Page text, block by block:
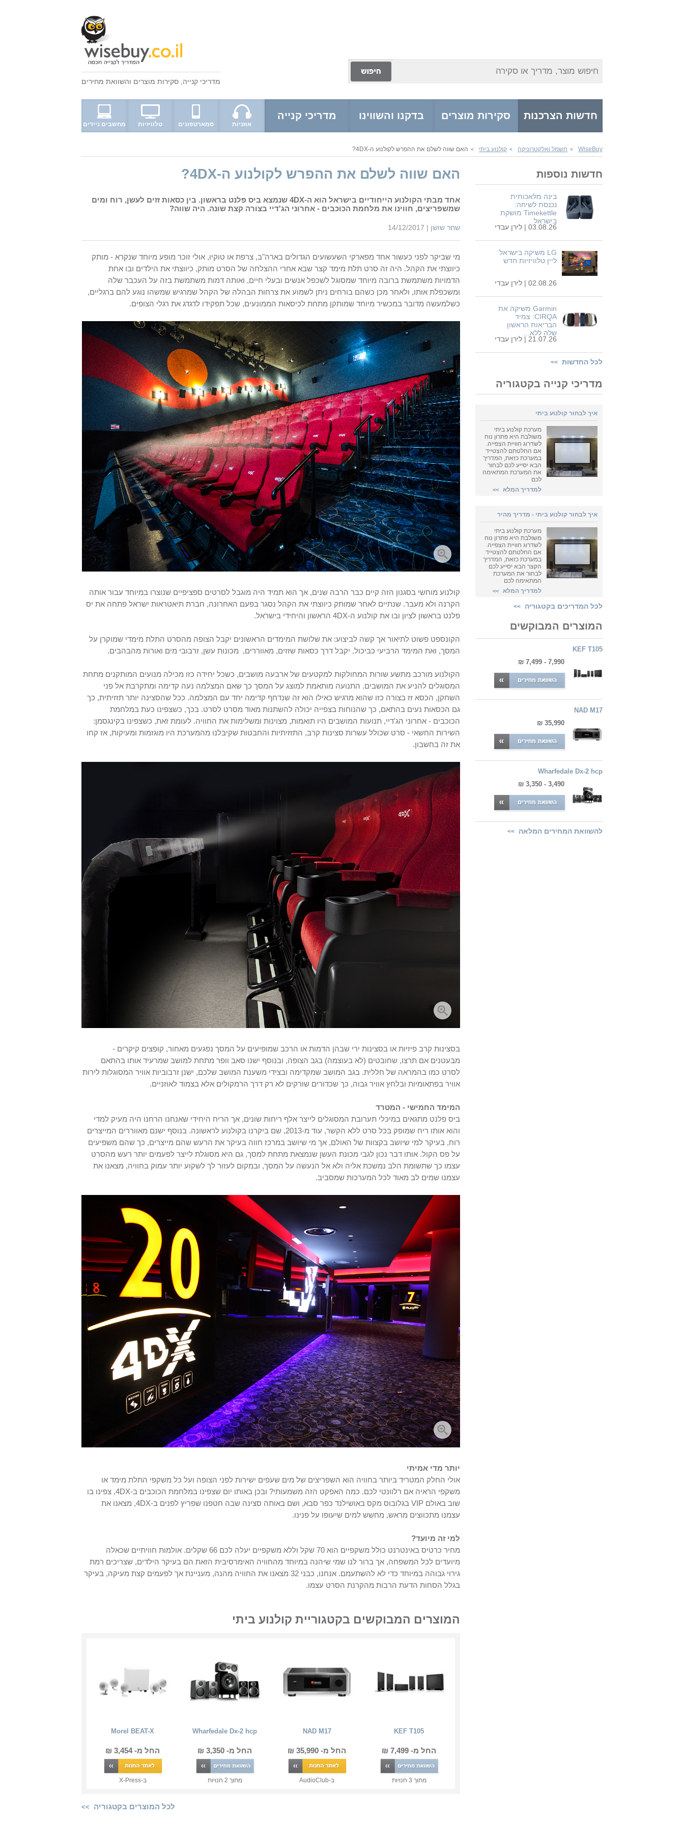
חיפוש מוצר, מדריך או סקירה
מדריכי קנייה סקירות מוצרים והשוואת מחירים
חדשות הצרכנות סקירות מוצרים בדקנו והשווינו מדריכי קנייה
אוזניות סמארטפונים טלוויזיות מחשבים ניידים
WiseBuy
> חשמל ואלקטרוניקה > קולנוע ביתי > האם שווה לשלם את ההפרש לקולנוע ה-4DX?
חדשות נוספות
בינה מלאכותית
נכנסת לשיחה:
Timekettle מושקת
בישראל
03.08.26 | לירן עבדי
LG משיקה בישראל
ליין טלוויזיות חדש
02.08.26 | לירן עבדי
Garmin משיקה את
CIRQA: צמיד
הבריאות הראשון
שלה ללא...
21.07.26 | לירן עבדי
לכל החדשות >>
מדריכי קנייה בקטגוריה
איך לבחור קולנוע ביתי
מערכת קולנוע ביתי
משולבת היא פתרון נוח
לשדרוג חוויית הצפייה.
אם החלטתם להצטייד
במערכת כזאת, המדריך
הבא יסייע לכם לבחור
את המערכת המתאימה
לכם
למדריך המלא
>>
איך לבחור קולנוע ביתי - מדריך מהיר
מערכת קולנוע ביתי
משולבת היא פתרון נוח
לשדרוג חוויית הצפייה.
אם החלטתם להצטייד
במערכת כזאת, המדריך
הקצר הבא יסייע לכם
לבחור את המערכת
המתאימה לכם
למדריך המלא
>>
לכל המדריכים בקטגוריה >>
המוצרים המבוקשים
KEF T105
7,990 - 7,499 ₪
NAD M17
35,990 ₪
Wharfedale Dx-2 hcp
3,490 - 3,350 ₪
להשוואת המחירים המלאה >>
האם שווה לשלם את ההפרש לקולנוע ה-4DX?
אחד מבתי הקולנוע הייחודיים בישראל הוא ה-4DX שנמצא ביס פלנט בראשון. בין כסאות זזים לעשן, רוח ומים
שמשפריצים, חווינו את מלחמת הכוכבים - אחרוני הג'דיי בצורה קצת שונה. היה שווה?
שחר שושן |
מי שביקר לפני כעשור אחד מפארקי השעשועים הגדולים בארה"ב, צרפת או טוקיו, אולי זוכר מופע מיוחד שנקרא - מותק
כיווצתי את הקהל. היה זה סרט תלת מימד קצר שבא אחרי ההצלחה של הסרט מותק, כיווצתי את הילדים ובו אחת
הדמויות משתמשת ברובה מיוחד שמסוגל לשכפל אנשים ובעלי חיים, ואותה דמות משתמשת בזה על העכבר שלה
ומשכפלת אותו, ולאחר מכן כשהם בורחים ניתן לשמוע את צרחות הבהלה של הקהל שמרגיש שמשהו נוגע להם ברגליים,
כשלמעשה מדובר במכשיר מיוחד שמותקן מתחת לכיסאות הממונעים, שכל תפקידו לדגדג את רגלי הצופים.
קולנוע מוחשי בסגנון הזה קיים כבר הרבה שנים, אך הוא תמיד היה מוגבל לסרטים ספציפיים שנוצרו במיוחד עבור אותה
הקרנה ולא מעבר. שנתיים לאחר שמותק כיווצתי את הקהל נסגר בפעם האחרונה, חברת תיאטראות ישראל פתחה את יס
פלנט בראשון לציון ובו את קולנוע ה-4DX הראשון והיחידי בישראל.
הקונספט פשוט לתיאור אך קשה לביצוע: את שלושת המימדים הראשונים יקבל הצופה מהסרט התלת מימדי שמוקרן על
המסך, ואת המימד הרביעי כביכול, יקבל דרך כסאות שזזים, מאווררים, מכונות עשן, זרבובי מים ואורות מהבהבים.
הקולנוע מורכב מתשע שורות המחולקות למקטעים של ארבעה מושבים, כשכל יחידה כזו מכילה מנועים המותקנים מתחת
המסוגלים להניע את המושבים. התנועה מותאמת למוצג על המסך כך שאם המצלמה נעה קדימה ומתקרבת אל פני
השחקן, הכסא זז בצורה כזו שהוא מרגיש כאילו הוא זה שנדחף קדימה יחד עם המצלמה. ככל שהסצינה יותר תזזיתית, כך
גם הכסאות נעים בהתאם, כך שהנוחות בצפייה יכולה להשתנות מאוד מסרט לסרט. בכך, כשצפינו כעת במלחמת
הכוכבים - אחרוני הג'דיי, תנועות המושבים היו תואמות, מצוינות ומשלימות את החוויה. לעומת זאת, כשצפינו בקינגסמן:
השירות החשאי - סרט שכולל עשרות סצינות קרב, התזזיתיות והחבטות שקיבלנו מהמערכת היו מוגזמות ומעיקות, אז קחו
את זה בחשבון.
בסצינות קרב פיזיות או בסצינות ירי שבהן הדמות או הרכב שמופיעים על המסך נפגעים מאחור, קופצים קיקרים -
מבעטנים אם תרצו, שחובטים (לא בעוצמה) בגב הצופה, ובנוסף ישנו סאב וופר מתחת למושב שמרעיד אותו בהתאם
לסרט כמו בהמראה של חללית. בגב המושב שמקדימה ובצידי משענת המושב שלכם, ישנן זרבוביות אוויר המסוגלות לירות
אוויר בפתאומיות ובלחץ אוויר גבוה, כך שכדורים שורקים לא רק דרך הרמקולים אלא בצמוד לאוזניים.
המימד החמישי - המטרד
ביס פלנט מתגאים במיכלי תערובת המסוגלים לייצר אלף ריחות שונים, אך הריח היחידי שאנחנו הרחנו היה מעיק למדי
והוא אותו ריח שמופק בכל סרט ללא הקשר, עוד מ-2013, שם ביקרנו בקולנוע לראשונה. בנוסף ישנם מאווררים המייצרים
רוח, בעיקר למי שיושב בקצוות של האולם, אך מי שיושב במרכז חווה בעיקר את הרעש שהם מייצרים, כך שהם משפיעים
על פס הקול. אותו דבר נכון לגבי מכונת העשן שנמצאת מתחת למסך, גם היא מסוגלת לייצר לפעמים יותר רעש מהסרט
עצמו כך שתשומת הלב נמשכת אליה ולא אל הנעשה על המסך, ובמקום לעזור לך לשקוע יותר עמוק בחוויה, מצאנו את
עצמנו שמים לב מאוד לכל המערכות שמסביב.
יותר מדי אמיתי
אולי החלק המטריד ביותר בחוויה הוא השפריצים של מים שעפים ישירות לפני הצופה ועל כל משקפי התלת מימד או
משקפי הראיה אם רלוונטי לכם. כמה האפקט הזה משמעותי? ובכן באותו יום שצפינו במלחמת הכוכבים ב-4DX, צפינו בו
שוב באולם VIP בגלובוס מקס באושילנד כפר סבא, ושם באותה סצינה שבה חטפנו שפריץ לפנים ב-4DX, מצאנו את
עצמנו מתכווצים מראש, מחשש למים שיעופו על פנינו.
למי זה מיועד?
מחיר כרטיס באינטרנט כולל משקפיים הוא 70 שקל וללא משקפיים יעלה לכם 66 שקלים. אולמות חוויתיים שכאלה
מיועדים לכל המשפחה, אך ברור לנו שמי שיהנה במיוחד מהחוויה האימרסיבית הזאת הם בעיקר הילדים, שצריכים רמת
גירוי גבוהה במיוחד כדי לא להשתעמם. אנחנו, כבני 32 מצאנו את החוויה מהנה, מעניינת אך לפעמים קצת מעיקה, בעיקר
בגלל הסחות הדעת הרבות מהקרנת הסרט עצמו.
המוצרים המבוקשים בקטגוריית קולנוע ביתי
KEF T105
החל מ- 7,499 ₪
מתוך 3 חנויות
NAD M17
החל מ- 35,990 ₪
ב-AudioClub
Wharfedale Dx-2 hcp
החל מ- 3,350 ₪
מתוך 2 חנויות
Morel BEAT-X
החל מ- 3,454 ₪
ב-X-Press
לכל המוצרים בקטגוריה >>